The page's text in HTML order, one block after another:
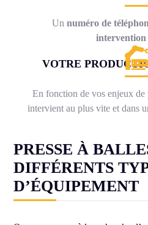
Unnuméro de
VOTRE
En fonction de vos enjeux
intervient au plus vite et dans
PRESSE À
DIFFÉRENTS
D’ÉQUIPEMENT